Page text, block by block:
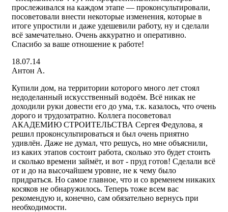
прослеживался на каждом этапе — проконсультировали,
посоветовали внести некоторые изменения, которые в
итоге упростили и даже удешевили работу, ну и сделали
всё замечательно. Очень аккуратно и оперативно.
Спасибо за ваше отношение к работе!
18.07.14
Антон А.
Купили дом, на территории которого много лет стоял
недоделанный искусственный водоём. Всё никак не
доходили руки довести его до ума, т.к. казалось, что очень
дорого и трудозатратно. Коллега посоветовал
АКАДЕМИЮ СТРОИТЕЛЬСТВА Сергея Федулова, я
решил проконсультироваться и был очень приятно
удивлён. Даже не думал, что решусь, но мне объяснили,
из каких этапов состоит работа, сколько это будет стоить
и сколько времени займёт, и вот - пруд готов! Сделали всё
от и до на высочайшем уровне, не к чему было
придраться. Но самое главное, что и со временем никаких
косяков не обнаружилось. Теперь тоже всем вас
рекомендую и, конечно, сам обязательно вернусь при
необходимости.